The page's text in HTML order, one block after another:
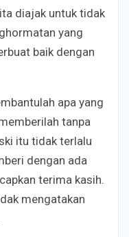
diajak untuk tidak
yang
baik dengan
apa yang
tanpa
itu tidak terlalu
dengan ada
terima kasih.
mengatakan